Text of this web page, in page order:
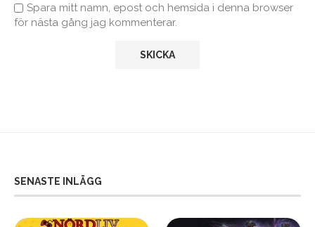
Spara mitt namn, epost och hemsida i denna browser
för nästa gång jag kommenterar.
SENASTE INLÄGG